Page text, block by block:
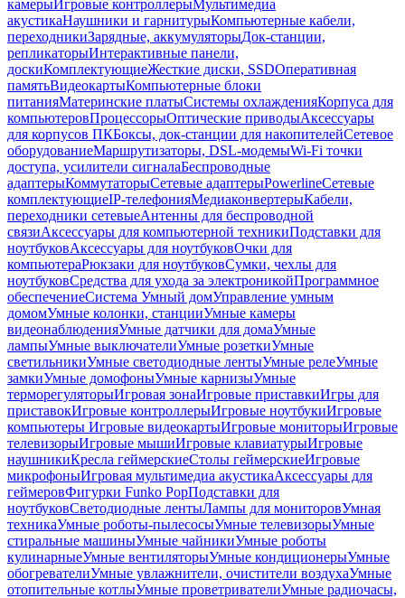
камерыИгровые контроллерыМультимедиа
акустикаНаушники и гарнитурыКомпьютерные кабели,
переходникиЗарядные, аккумуляторыДок-станции,
репликаторыИнтерактивные панели,
доскиКомплектующиеЖесткие диски, SSDОперативная
памятьВидеокартыКомпьютерные блоки
питанияМатеринские платыСистемы охлажденияКорпуса для
компьютеровПроцессорыОптические приводыАксессуары
для корпусов ПКБоксы, док-станции для накопителейСетевое
оборудованиеМаршрутизаторы, DSL-модемыWi-Fi точки
доступа, усилители сигналаБеспроводные
адаптерыКоммутаторыСетевые адаптерыPowerlineСетевые
комплектующиеIP-телефонияМедиаконвертерыКабели,
переходники сетевыеАнтенны для беспроводной
связиАксессуары для компьютерной техникиПодставки для
ноутбуковАксессуары для ноутбуковОчки для
компьютераРюкзаки для ноутбуковСумки, чехлы для
ноутбуковСредства для ухода за электроникойПрограммное
обеспечениеСистема Умный домУправление умным
домомУмные колонки, станцииУмные камеры
видеонаблюденияУмные датчики для домаУмные
лампыУмные выключателиУмные розеткиУмные
светильникиУмные светодиодные лентыУмные релеУмные
замкиУмные домофоныУмные карнизыУмные
терморегуляторыИгровая зонаИгровые приставкиИгры для
приставокИгровые контроллерыИгровые ноутбукиИгровые
компьютеры Игровые видеокартыИгровые мониторыИгровые
телевизорыИгровые мышиИгровые клавиатурыИгровые
наушникиКресла геймерскиеСтолы геймерскиеИгровые
микрофоныИгровая мультимедиа акустикаАксессуары для
геймеровФигурки Funko PopПодставки для
ноутбуковСветодиодные лентыЛампы для мониторовУмная
техникаУмные роботы-пылесосыУмные телевизорыУмные
стиральные машиныУмные чайникиУмные роботы
кулинарныеУмные вентиляторыУмные кондиционерыУмные
обогревателиУмные увлажнители, очистители воздухаУмные
отопительные котлыУмные проветривателиУмные радиочасы,